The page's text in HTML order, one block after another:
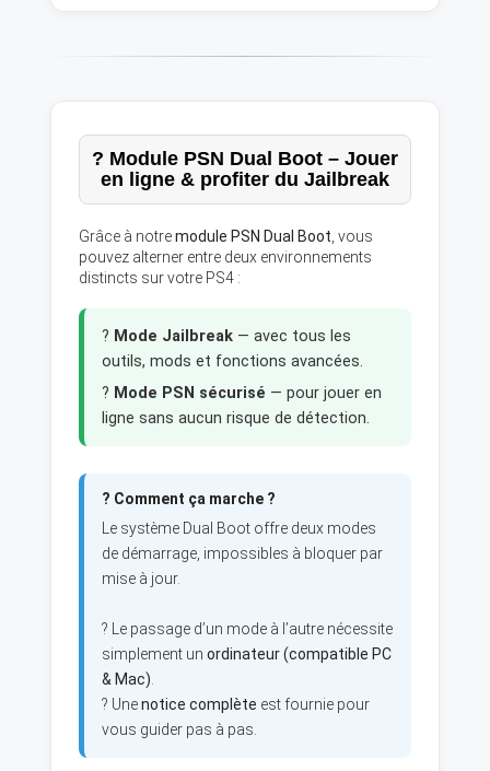
? Module PSN Dual Boot – Jouer
en ligne & profiter du Jailbreak
Grâce à notremodule PSN Dual Boot , vous
pouvez alterner entre deux environnements
distincts sur votre PS4 :
? Mode Jailbreak — avec tous les
outils, mods et fonctions avancées.
? Mode PSN sécurisé — pour jouer en
ligne sans aucun risque de détection.
? Comment ça marche ?
Le système Dual Boot offre deux modes
de démarrage, impossibles à bloquer par
mise à jour.
? Le passage d’un mode à l’autre nécessite
simplement un ordinateur (compatible PC
& Mac)
? Unenotice complète est fournie pour
vous guider pas à pas.